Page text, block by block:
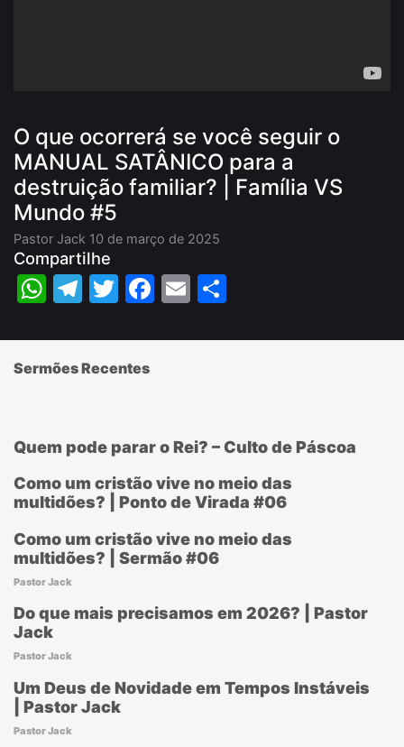
O que ocorrerá se você seguir o
MANUAL SATÂNICO para a
destruição familiar? | Família VS
Mundo #5
Pastor Jack 10 de março de 2025
Compartilhe
WhatsApp
Telegram
Twitter
Facebook
Email
Sermões Recentes
Quem pode parar o Rei? – Culto de Páscoa
Como um cristão vive no meio das
multidões? | Ponto de Virada #06
Como um cristão vive no meio das
multidões? | Sermão #06
Pastor Jack
Do que mais precisamos em 2026? | Pastor
Jack
Pastor Jack
Um Deus de Novidade em Tempos Instáveis
| Pastor Jack
Pastor Jack